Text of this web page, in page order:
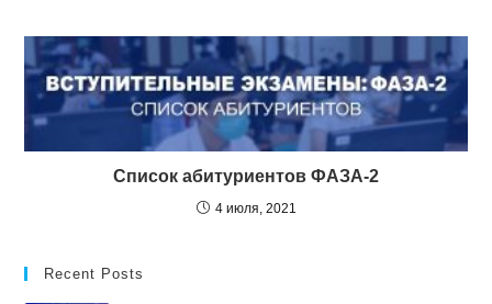
Список абитуриентов ФАЗА-2
4 июля, 2021
Recent Posts